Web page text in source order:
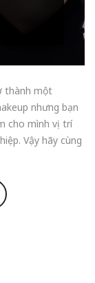
thành một
nhưng bạn
cho mình vị trí
Vậy hãy cùng